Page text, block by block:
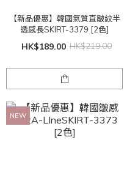
【新品優惠】韓國氣質直皺紋半
透感長SKIRT-3379 [2色]
HK$189.00 HK$219.00
NEW